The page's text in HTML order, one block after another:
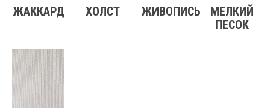
ЖАККАРД ХОЛСТ ЖИВОПИСЬ
МЕЛКИЙ
ПЕСОК